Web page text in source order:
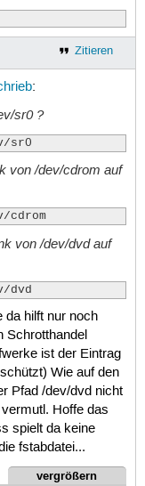
Zitieren
:
sr0?
sr0
von/dev/cdrom auf
von/dev/dvdauf
dvd
da hilft nur noch
Schrotthandel
ist der Eintrag
Wie auf den
Pfad /dev/dvd nicht
Hoffe das
spielt da keine
fstabdatei...
vergrößern